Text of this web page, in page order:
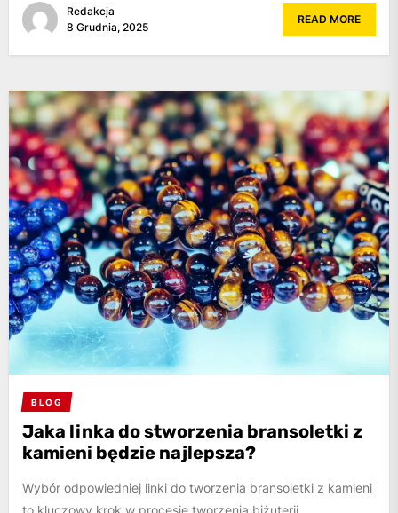
Redakcja
8 Grudnia, 2025
READ MORE
BLOG
Jaka linka do stworzenia bransoletki z
kamieni będzie najlepsza?
Wybór odpowiedniej linki do tworzenia bransoletki z kamieni
to kluczowy krok w procesie tworzenia biżuterii.